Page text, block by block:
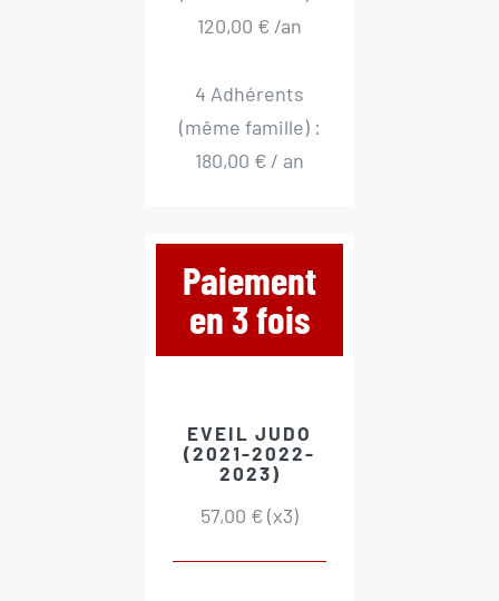
120,00 € /an
4 Adhérents
(même famille) :
180,00 € / an
Paiement
en 3 fois
EVEIL JUDO
(2021-2022-
2023)
57,00 € (x3)